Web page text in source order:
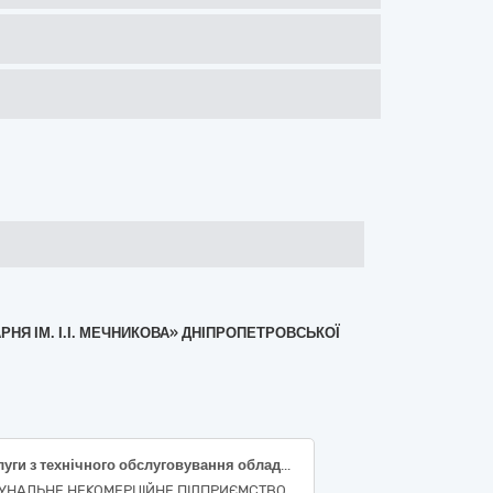
ІМ. І.І. МЕЧНИКОВА» ДНІПРОПЕТРОВСЬКОЇ
Послуги з технічного обслуговування обладнання: Процесор EPK-3000 (серійний номер: B720336) Код ДК 021:2015-50420000-5- послуги з ремонту і технічного обслуговування медичного та хірургічного обладнання